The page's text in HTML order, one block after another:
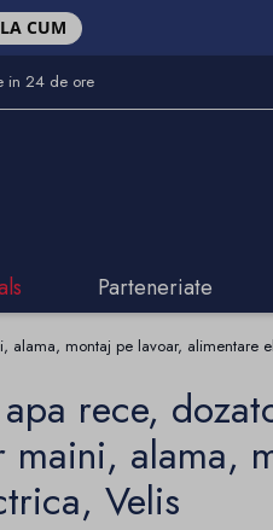
CUM
in 24 de ore
Parteneriate
alama, montaj pe lavoar, alimentare
rece,
maini, alama,
Velis